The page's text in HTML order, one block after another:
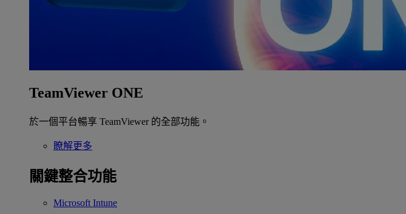
TeamViewer ONE
於一個平台暢享 TeamViewer 的全部功能。
瞭解更多
關鍵整合功能
Microsoft Intune